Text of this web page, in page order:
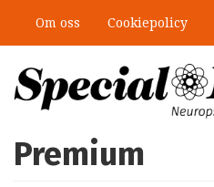
huvudinnehåll
Om oss Cookiepolicy
Premium